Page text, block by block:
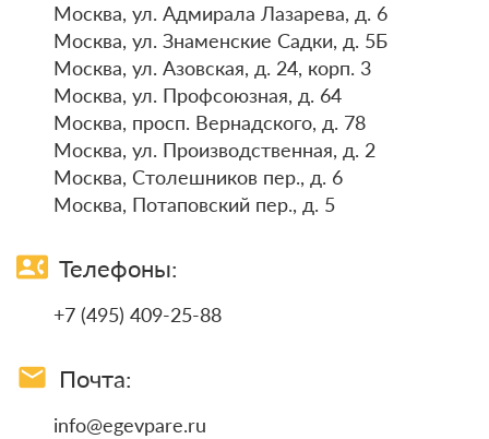
Москва, ул. Адмирала Лазарева, д. 6
Москва, ул. Знаменские Садки, д. 5Б
Москва, ул. Азовская, д. 24, корп. 3
Москва, ул. Профсоюзная, д. 64
Москва, просп. Вернадского, д. 78
Москва, ул. Производственная, д. 2
Москва, Столешников пер., д. 6
Москва, Потаповский пер., д. 5
contact_phone Телефоны:
+7 (495) 409-25-88
email Почта:
info@egevpare.ru